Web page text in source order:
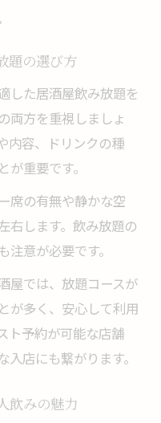
題の選び方
した居酒屋飲み放題を
両方を重視しましょ
内容、ドリンクの種
重要です。
席の有無や静かな空
右します。飲み放題の
意が必要です。
屋では、放題コースが
が多く、安心して利用
ト予約が可能な店舗
店にも繋がります。
飲みの魅力